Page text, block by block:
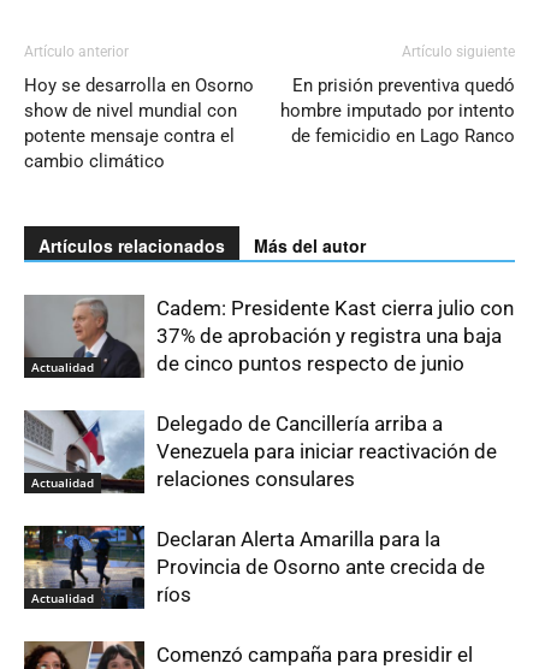
Artículo anterior
Hoy se desarrolla en Osorno
show de nivel mundial con
potente mensaje contra el
cambio climático
Artículo siguiente
En prisión preventiva quedó
hombre imputado por intento
de femicidio en Lago Ranco
Artículos relacionados Más del autor
Actualidad
Cadem: Presidente Kast cierra julio con
37% de aprobación y registra una baja
de cinco puntos respecto de junio
Actualidad
Delegado de Cancillería arriba a
Venezuela para iniciar reactivación de
relaciones consulares
Actualidad
Declaran Alerta Amarilla para la
Provincia de Osorno ante crecida de
ríos
Comenzó campaña para presidir el